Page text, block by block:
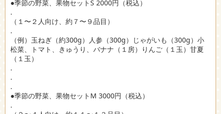
●季節の野菜、果物セットS 2000円（税込）
.
（１〜２人向け、約７〜９品目）
.
（例）玉ねぎ（約300g）人参（300g）じゃがいも（300g）小
松菜、トマト、きゅうり、バナナ（１房）りんご（１玉）甘夏
（１玉）
.
.
.
●季節の野菜、果物セットM 3000円（税込）
.